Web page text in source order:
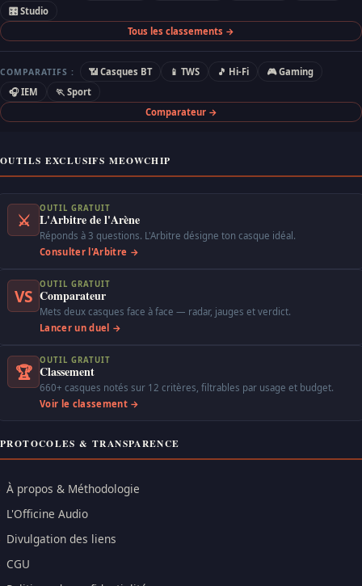
🎛 Studio
Tous les classements →
COMPARATIFS : 📶 Casques BT 📱 TWS 🎵 Hi-Fi
🎮 Gaming
🎧 IEM
🏃 Sport
Comparateur →
OUTILS EXCLUSIFS MEOWCHIP
⚔
OUTIL GRATUIT
L'Arbitre de l'Arène
Réponds à 3 questions. L'Arbitre désigne ton casque idéal.
Consulter l'Arbitre →
VS
OUTIL GRATUIT
Comparateur
Mets deux casques face à face — radar, jauges et verdict.
Lancer un duel →
🏆
OUTIL GRATUIT
Classement
660+ casques notés sur 12 critères, filtrables par usage et budget.
Voir le classement →
PROTOCOLES & TRANSPARENCE
À propos & Méthodologie
L'Officine Audio
Divulgation des liens
CGU